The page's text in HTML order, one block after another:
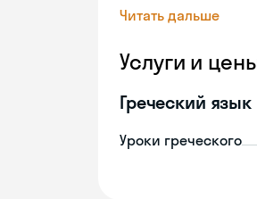
Читать дальше
Услуги и
Греческий язык
Уроки греческого